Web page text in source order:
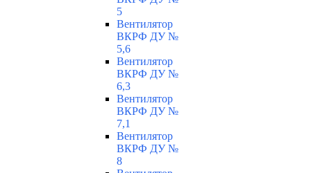
5
Вентилятор
ВКРФ ДУ №
5,6
Вентилятор
ВКРФ ДУ №
6,3
Вентилятор
ВКРФ ДУ №
7,1
Вентилятор
ВКРФ ДУ №
8